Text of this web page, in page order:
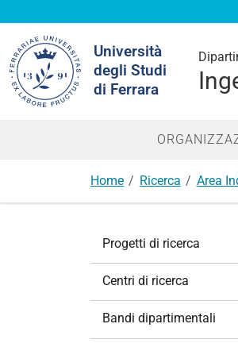
Università
degli Studi
di Ferrara
nel
sito
Home Ricerca Area
Progetti di ricerca
Centri di ricerca
Bandi dipartimentali